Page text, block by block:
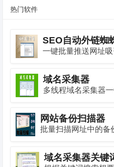
热门软件
SEO自动外链蜘
一键批量推送网址
域名采集器
多线程域名采集器
网站备份扫描器
批量扫描网址中的备
域名采集器关键